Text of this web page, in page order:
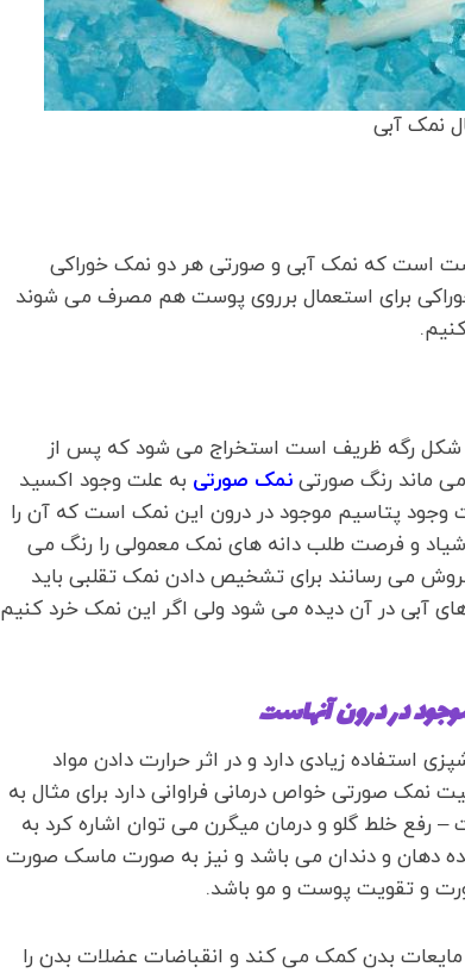
نمک آبی
است که نمک آبی و صورتی هر دو نمک خوراکی
برای استعمال برروی پوست هم مصرف می شوند
شکل رگه ظریف است استخراج می شود که پس از
ماند رنگ صورتی نمک صورتی به علت وجود اکسید
پتاسیم موجود در درون این نمک است که آن را
شیاد و فرصت طلب دانه های نمک معمولی را رنگ می
می رسانند برای تشخیص دادن نمک تقلبی باید
آبی در آن دیده می شود ولی اگر این نمک خرد کنیم
در درون آنهاست
زیادی دارد و در اثر حرارت دادن مواد
نمک صورتی خواص درمانی فراوانی دارد برای مثال به
رفع خلط گلو و درمان میگرن می توان اشاره کرد به
دهان و دندان می باشد و نیز به صورت ماسک صورت
و تقویت پوست و مو باشد.
بدن کمک می کند و انقباضات عضلات بدن را